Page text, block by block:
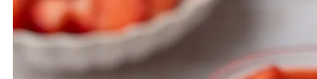
ŚNIADANIE